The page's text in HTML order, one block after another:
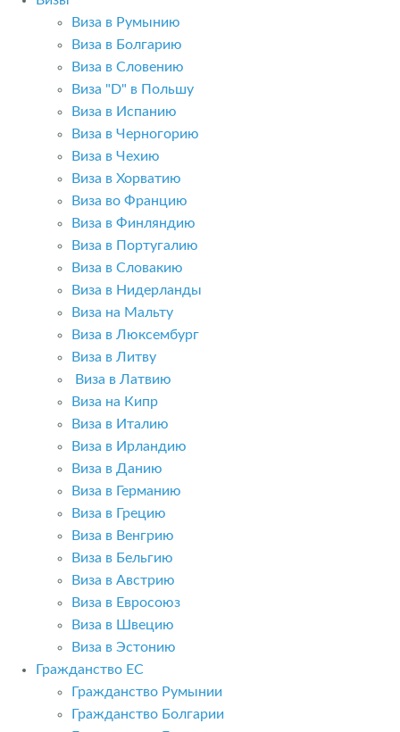
Виза в Румынию
Виза в Болгарию
Виза в Словению
Виза "D" в Польшу
Виза в Испанию
Виза в Черногорию
Виза в Чехию
Виза в Хорватию
Виза во Францию
Виза в Финляндию
Виза в Португалию
Виза в Словакию
Виза в Нидерланды
Виза на Мальту
Виза в Люксембург
Виза в Литву
Виза в Латвию
Виза на Кипр
Виза в Италию
Виза в Ирландию
Виза в Данию
Виза в Германию
Виза в Грецию
Виза в Венгрию
Виза в Бельгию
Виза в Австрию
Виза в Евросоюз
Виза в Швецию
Виза в Эстонию
Гражданство ЕС
Гражданство Румынии
Гражданство Болгарии